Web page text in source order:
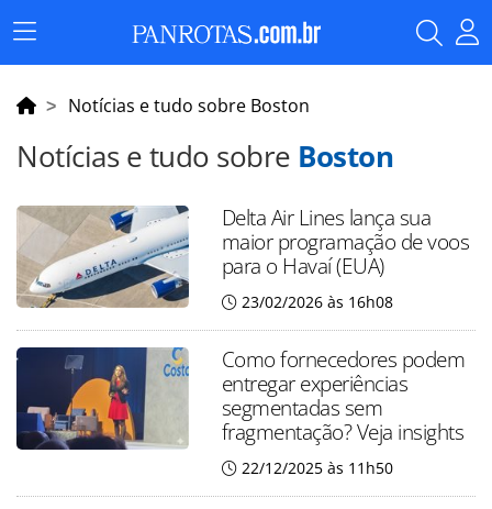
Menu
Principal
Notícias e tudo sobre Boston
Notícias e tudo sobre Boston
Delta Air Lines lança sua
maior programação de voos
para o Havaí (EUA)
23/02/2026 às 16h08
Como fornecedores podem
entregar experiências
segmentadas sem
fragmentação? Veja insights
22/12/2025 às 11h50